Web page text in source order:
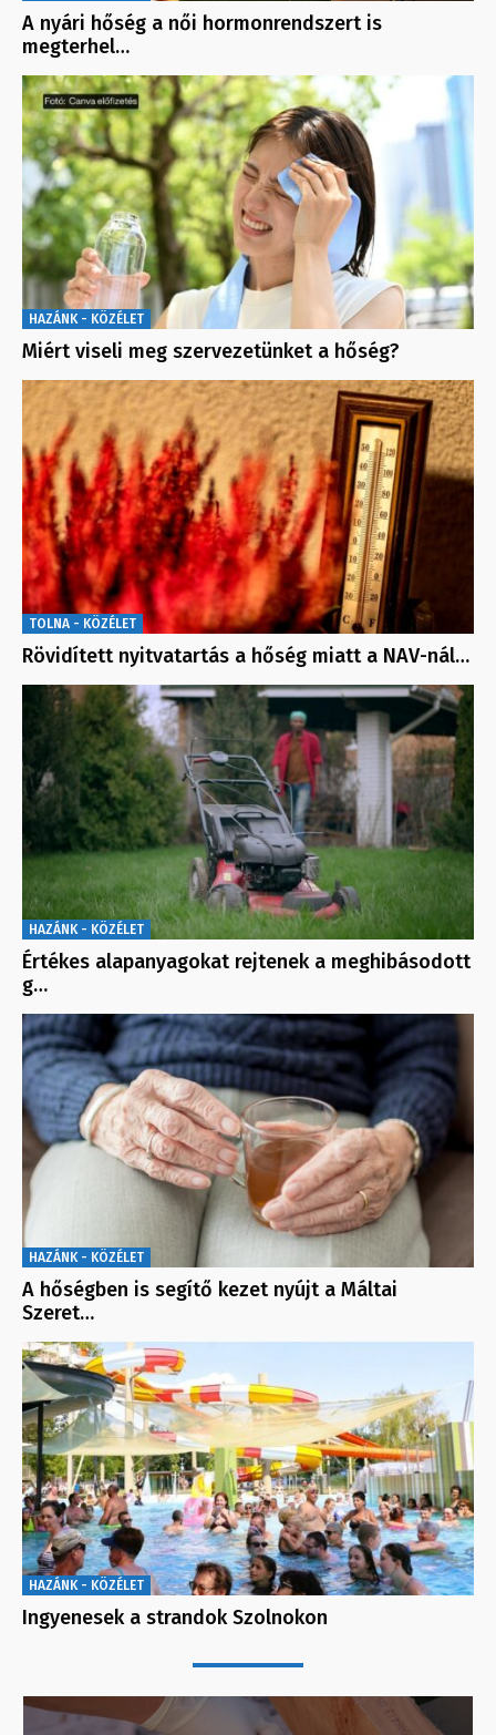
A nyári hőség a női hormonrendszert is
megterhel…
HAZÁNK - KÖZÉLET
Miért viseli meg szervezetünket a hőség?
TOLNA - KÖZÉLET
Rövidített nyitvatartás a hőség miatt a NAV-nál…
HAZÁNK - KÖZÉLET
Értékes alapanyagokat rejtenek a meghibásodott
g…
HAZÁNK - KÖZÉLET
A hőségben is segítő kezet nyújt a Máltai
Szeret…
HAZÁNK - KÖZÉLET
Ingyenesek a strandok Szolnokon